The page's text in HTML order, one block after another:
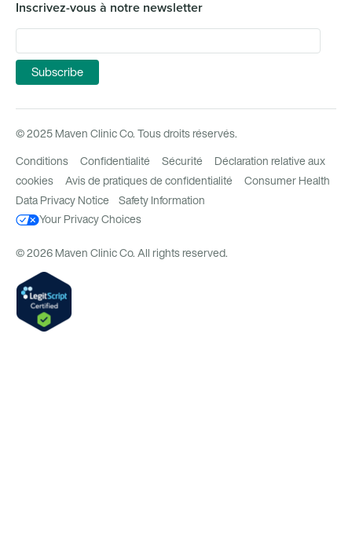
Inscrivez-vous à notre newsletter
© 2025 Maven Clinic Co. Tous droits réservés.
Conditions Confidentialité Sécurité
Déclaration relative aux
cookies
Avis de pratiques de confidentialité
Consumer Health
Data Privacy Notice
Safety Information
Your Privacy Choices
© 2026 Maven Clinic Co. All rights reserved.